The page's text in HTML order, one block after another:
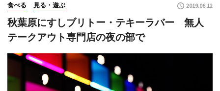
食べる 見る・遊ぶ 2019.06.12
秋葉原にすしブリトー・テキーラバー 無人
テークアウト専門店の夜の部で